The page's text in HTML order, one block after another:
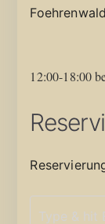
12:00-18:00